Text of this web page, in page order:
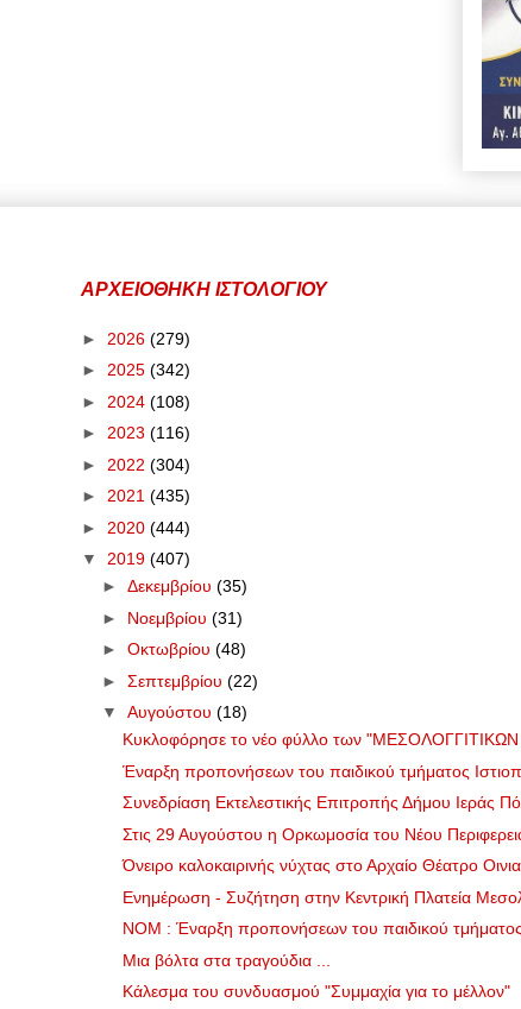
ΑΡΧΕΙΟΘΗΚΗ ΙΣΤΟΛΟΓΙΟΥ
► 2026 (279)
► 2025 (342)
► 2024 (108)
► 2023 (116)
► 2022 (304)
► 2021 (435)
► 2020 (444)
▼ 2019 (407)
► Δεκεμβρίου (35)
► Νοεμβρίου (31)
► Οκτωβρίου (48)
► Σεπτεμβρίου (22)
▼ Αυγούστου (18)
Κυκλοφόρησε το νέο φύλλο των "ΜΕΣΟΛΟΓΓΙΤΙΚΩΝ
Έναρξη προπονήσεων του παιδικού τμήματος
Συνεδρίαση Εκτελεστικής Επιτροπής Δήμου Ιεράς
Στις 29 Αυγούστου η Ορκωμοσία του Νέου
Όνειρο καλοκαιρινής νύχτας στο Αρχαίο Θέατρο
Ενημέρωση - Συζήτηση στην Κεντρική Πλατεία
NOM : Έναρξη προπονήσεων του παιδικού τμήματος
Μια βόλτα στα τραγούδια ...
Κάλεσμα του συνδυασμού "Συμμαχία για το μέλλον"